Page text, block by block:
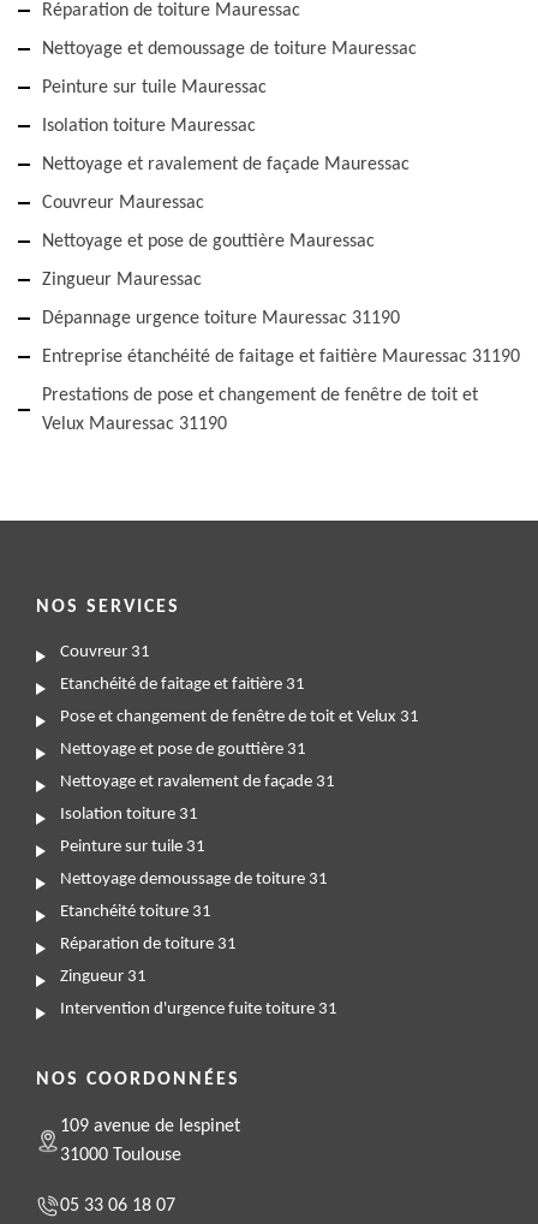
Réparation de toiture Mauressac
Nettoyage et demoussage de toiture Mauressac
Peinture sur tuile Mauressac
Isolation toiture Mauressac
Nettoyage et ravalement de façade Mauressac
Couvreur Mauressac
Nettoyage et pose de gouttière Mauressac
Zingueur Mauressac
Dépannage urgence toiture Mauressac 31190
Entreprise étanchéité de faitage et faitière Mauressac 31190
Prestations de pose et changement de fenêtre de toit et
Velux Mauressac 31190
NOS SERVICES
Couvreur 31
Etanchéité de faitage et faitière 31
Pose et changement de fenêtre de toit et Velux 31
Nettoyage et pose de gouttière 31
Nettoyage et ravalement de façade 31
Isolation toiture 31
Peinture sur tuile 31
Nettoyage demoussage de toiture 31
Etanchéité toiture 31
Réparation de toiture 31
Zingueur 31
Intervention d'urgence fuite toiture 31
NOS COORDONNÉES
109 avenue de lespinet
31000 Toulouse
05 33 06 18 07